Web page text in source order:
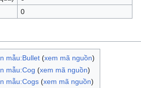
0
mẫu:Bullet(xem mã nguồn)
mẫu:Cog (xem mã nguồn)
mẫu:Cogs(xem mã nguồn)